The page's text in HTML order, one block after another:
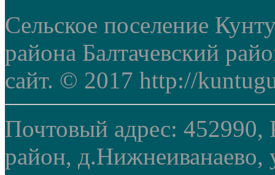
Сельское поселение
района Балтачевский
сайт. © 2017 http://
Почтовый адрес: 452990,
район, д.Нижнеиванаево,